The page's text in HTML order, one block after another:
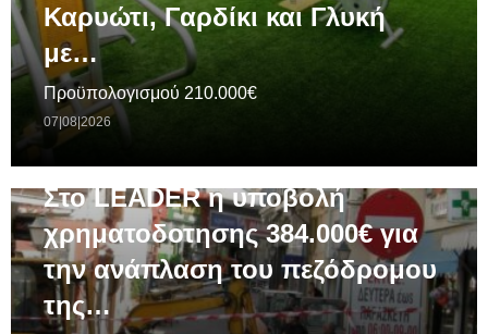
Καρυώτι, Γαρδίκι και Γλυκή
με…
Προϋπολογισμού 210.000€
07|08|2026
Στο LEADER η υποβολή
χρηματοδοτησης 384.000€ για
την ανάπλαση του πεζόδρομου
της…